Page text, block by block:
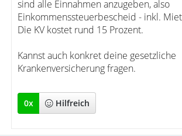
sind alle Einnahmen anzugeben, also
Einkommenssteuerbescheid - inkl.
Die KV kostet rund 15 Prozent.
Kannst auch konkret deine gesetzliche
Krankenversicherung fragen.
0x Hilfreich